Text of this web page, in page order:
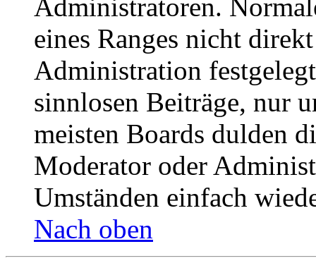
Administratoren.
eines Ranges nicht
Administration
sinnlosen Beiträge, nur
meisten Boards dulden
Moderator oder
Umständen einfach
Nach oben